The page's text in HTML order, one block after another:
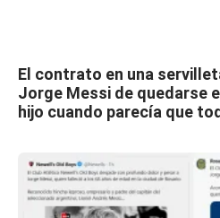
El contrato en una
Jorge Messi de quedarse
hijo cuando parecía que